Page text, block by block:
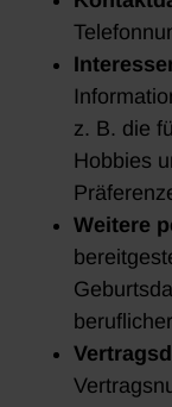
z. B. die
Hobbies
Weitere